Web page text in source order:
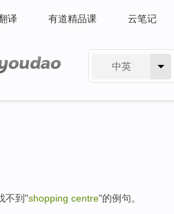
译 有道精品课 云笔记
中英
不到"shopping centre"的例句。